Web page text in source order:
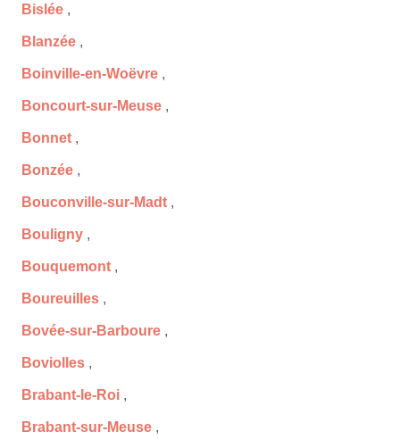
Bislée ,
Blanzée ,
Boinville-en-Woëvre ,
Boncourt-sur-Meuse ,
Bonnet ,
Bonzée ,
Bouconville-sur-Madt ,
Bouligny ,
Bouquemont ,
Boureuilles ,
Bovée-sur-Barboure ,
Boviolles ,
Brabant-le-Roi ,
Brabant-sur-Meuse ,